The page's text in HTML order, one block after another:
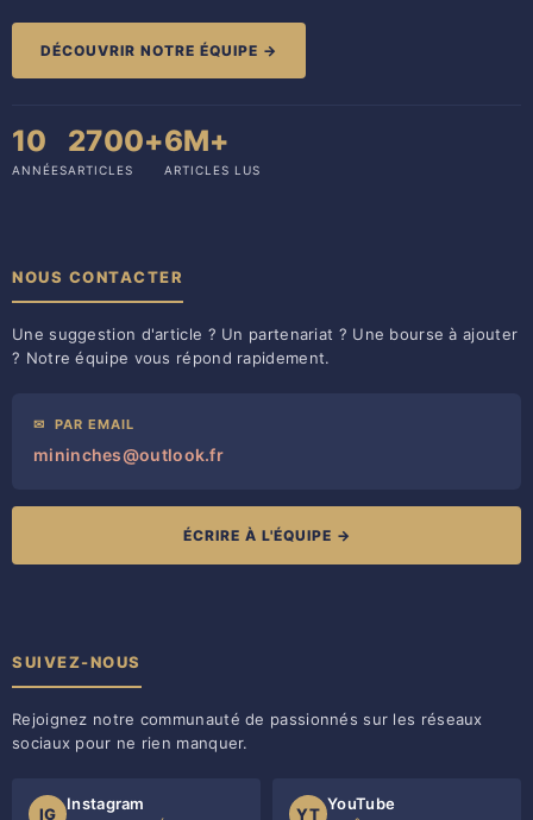
DÉCOUVRIR NOTRE ÉQUIPE →
10
ANNÉES
2700+
ARTICLES
6M+
ARTICLES LUS
NOUS CONTACTER
Une suggestion d'article ? Un partenariat ? Une bourse à ajouter
? Notre équipe vous répond rapidement.
✉ PAR EMAIL
mininches@outlook.fr
ÉCRIRE À L'ÉQUIPE →
SUIVEZ-NOUS
Rejoignez notre communauté de passionnés sur les réseaux
sociaux pour ne rien manquer.
IG
Instagram
YT
YouTube